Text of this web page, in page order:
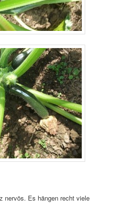
nervös. Es hängen recht viele